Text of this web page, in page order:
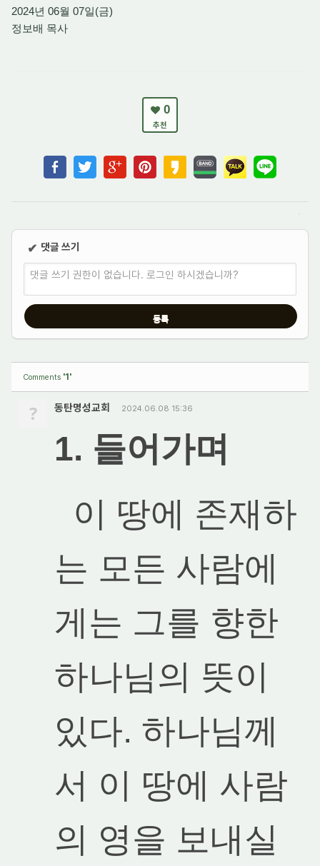
2024년 06월 07일(금)
정보배 목사
0
추천
✔ 댓글 쓰기
댓글 쓰기 권한이 없습니다. 로그인 하시겠습니까?
Comments '1'
? 동탄명성교회 2024.06.08 15:36
1. 들어가며
이 땅에 존재하
는 모든 사람에
게는 그를 향한
하나님의 뜻이
있다. 하나님께
서 이 땅에 사람
의 영을 보내실